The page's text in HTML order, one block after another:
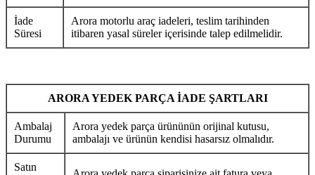
İade
Süresi
Arora motorlu araç iadeleri, teslim tarihinden
itibaren yasal süreler içerisinde talep edilmelidir.
ARORA YEDEK PARÇA İADE ŞARTLARI
Ambalaj
Durumu
Arora yedek parça ürününün orijinal kutusu,
ambalajı ve ürünün kendisi hasarsız olmalıdır.
Satın